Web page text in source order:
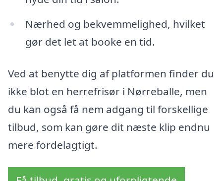
Nærhed og bekvemmelighed, hvilket
gør det let at booke en tid.
Ved at benytte dig af platformen finder du
ikke blot en herrefrisør i Nørreballe, men
du kan også få nem adgang til forskellige
tilbud, som kan gøre dit næste klip endnu
mere fordelagtigt.